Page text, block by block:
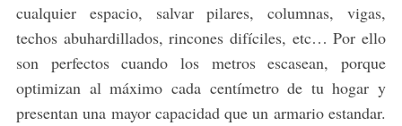
cualquier espacio, salvar pilares, columnas, vigas,
techos abuhardillados, rincones difíciles, etc… Por ello
son perfectos cuando los metros escasean, porque
optimizan al máximo cada centímetro de tu hogar y
presentan una mayor capacidad que un armario estandar.